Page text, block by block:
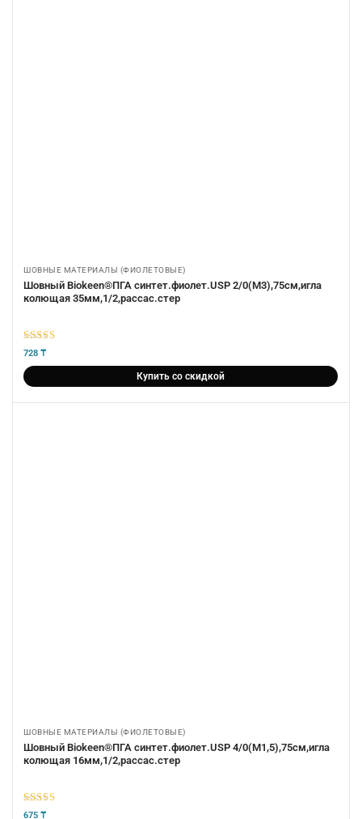
ШОВНЫЕ МАТЕРИАЛЫ (ФИОЛЕТОВЫЕ)
Шовный Biokeen®ПГА синтет.фиолет.USP 2/0(М3),75см,игла
колющая 35мм,1/2,рассас.стер
5из 5
728 ₸
Купить со скидкой
ШОВНЫЕ МАТЕРИАЛЫ (ФИОЛЕТОВЫЕ)
Шовный Biokeen®ПГА синтет.фиолет.USP 4/0(М1,5),75см,игла
колющая 16мм,1/2,рассас.стер
5из 5
675 ₸